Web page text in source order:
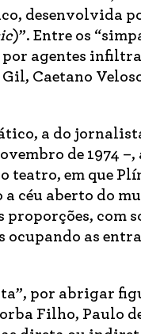
desenvolvida
)”. Entre os
agentes
Caetano
a do
de 1974
teatro, em que
céu aberto do
proporções, com
as
por abrigar
Filho, Paulo